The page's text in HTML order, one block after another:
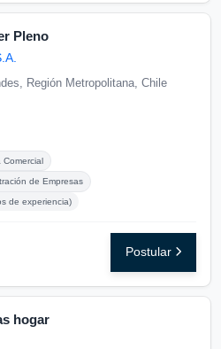
Pleno
Región Metropolitana, Chile
Comercial
de Empresas
de experiencia)
Postular
hogar